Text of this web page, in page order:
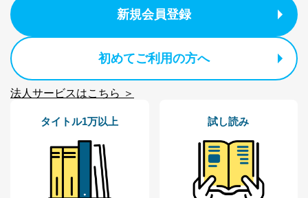
ービス等をご利用
のため
個人が特定できない形で取得した
応じた新商品・サービスに関する
2 いただいた方の個
処、オペレーター教育など応対品
当社カスタマーQ＆
Aサービス利用者
カスタマーQ＆Aサイトの投稿内容
ｅメール等によるカスタマーQ＆A
サイトのサービス内容のご案内の
ｅメール等による商品、サービ
新規会員登録
初めてご利用の方へ
法人サービスはこちら ＞
タイトル1万以上 試し読み